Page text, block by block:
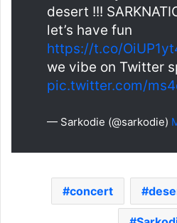
desert !!!
let’s have fun
https://t.co/
we vibe on Twitter
pic.twitter.com/
— Sarkodie (@sarkodie)
concert